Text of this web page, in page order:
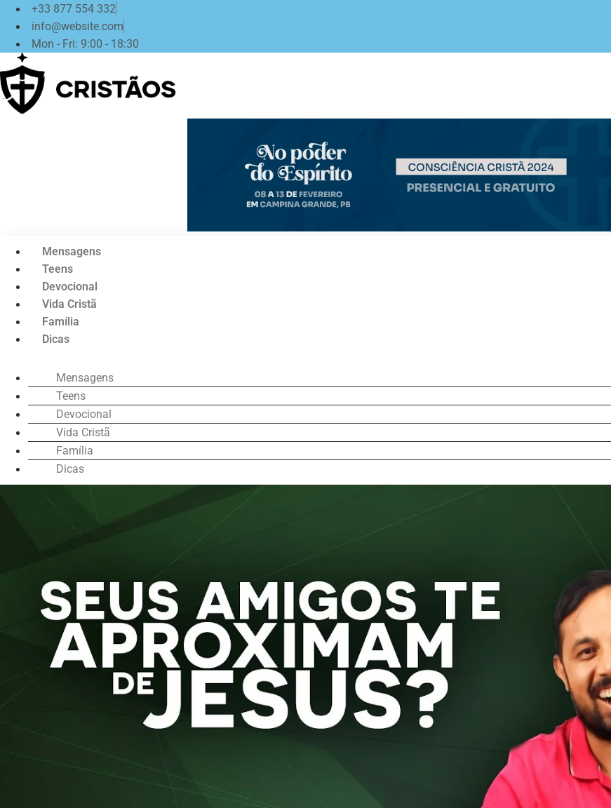
para
conteúdo
+33 877 554 332
info@website.com
Mon - Fri: 9:00 - 18:30
Mensagens
Teens
Devocional
Vida Cristã
Família
Dicas
Mensagens
Teens
Devocional
Vida Cristã
Família
Dicas